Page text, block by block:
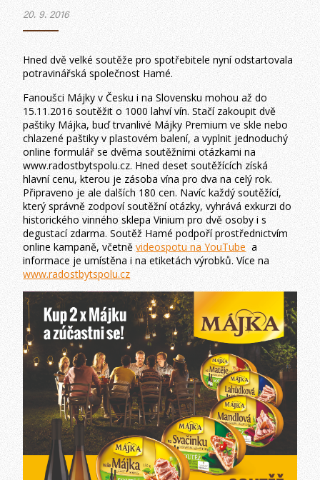
20. 9. 2016
Hned dvě velké soutěže pro spotřebitele nyní odstartovala
potravinářská společnost Hamé.
Fanoušci Májky v Česku i na Slovensku mohou až do
15.11.2016 soutěžit o 1000 lahví vín. Stačí zakoupit dvě
paštiky Májka, buď trvanlivé Májky Premium ve skle nebo
chlazené paštiky v plastovém balení, a vyplnit jednoduchý
online formulář se dvěma soutěžními otázkami na
www.radostbytspolu.cz. Hned deset soutěžících získá
hlavní cenu, kterou je zásoba vína pro dva na celý rok.
Připraveno je ale dalších 180 cen. Navíc každý soutěžící,
který správně zodpoví soutěžní otázky, vyhrává exkurzi do
historického vinného sklepa Vinium pro dvě osoby i s
degustací zdarma. Soutěž Hamé podpoří prostřednictvím
online kampaně, včetněvideospotu na YouTube a
informace je umístěna i na etiketách výrobků. Více na
www.radostbytspolu.cz